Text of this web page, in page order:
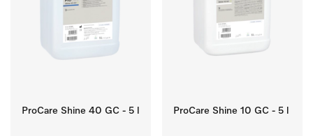
ProCare Shine 40 GC - 5 l ProCare Shine 10 GC - 5 l